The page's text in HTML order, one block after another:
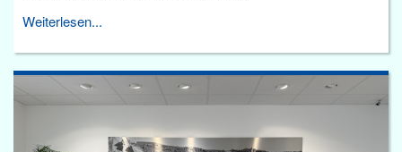
Weiterlesen...